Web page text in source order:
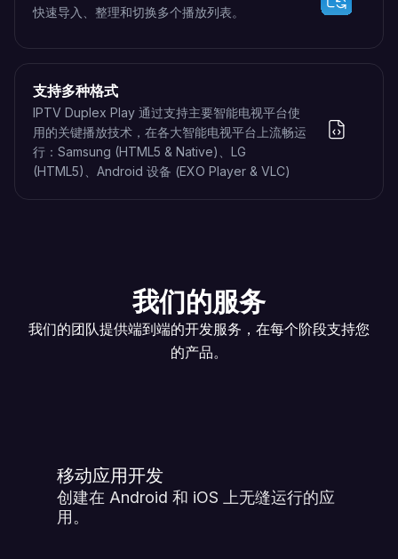
快速导入、整理和切换多个播放列表。
支持多种格式
IPTV Duplex Play 通过支持主要智能电视平台使
用的关键播放技术，在各大智能电视平台上流畅运
行：Samsung (HTML5 & Native)、LG
(HTML5)、Android 设备 (EXO Player & VLC)
我们的服务
我们的团队提供端到端的开发服务，在每个阶段支持您
的产品。
移动应用开发
创建在 Android 和 iOS 上无缝运行的应
用。